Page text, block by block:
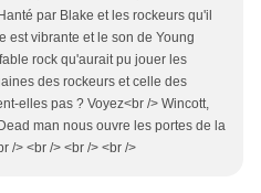
par Blake et les rockeurs qu'il
est vibrante et le son de Young
rock qu'aurait pu jouer les
des rockeurs et celle des
elles pas ? Voyez<br /> Wincott,
man nous ouvre les portes de la
/> <br /> <br /> <br />